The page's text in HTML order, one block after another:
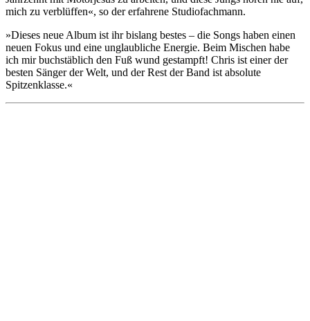
mich zu verblüffen«, so der erfahrene Studiofachmann.
»Dieses neue Album ist ihr bislang bestes – die Songs haben einen
neuen Fokus und eine unglaubliche Energie. Beim Mischen habe
ich mir buchstäblich den Fuß wund gestampft! Chris ist einer der
besten Sänger der Welt, und der Rest der Band ist absolute
Spitzenklasse.«